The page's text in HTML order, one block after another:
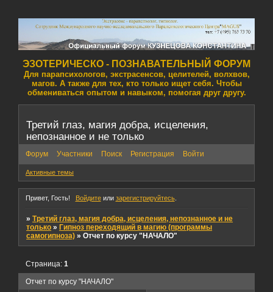
ЭЗОТЕРИЧЕСКО - ПОЗНАВАТЕЛЬНЫЙ ФОРУМ
Для парапсихологов, экстрасенсов, целителей, волхвов,
магов. А также для тех, кто только ищет себя. Чтобы
обмениваться опытом и навыком, помогая друг другу.
Третий глаз, магия добра, исцеления,
непознанное и не только
Форум Участники Поиск Регистрация Войти
Активные темы
Привет, Гость! Войдитеили зарегистрируйтесь.
»Третий глаз, магия добра, исцеления, непознанное и не
только »Гипноз переходящий в магию (программы
самогипноза) »Отчет по курсу "НАЧАЛО"
Отчет по курсу "НАЧАЛО"
Страница:1